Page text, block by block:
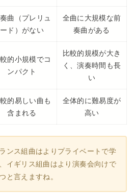
曲（プレリュ
ード）がない
全曲に大規模な前
奏曲がある
的小規模でコ
ンパクト
比較的規模が大き
く、演奏時間も長
い
的易しい曲も
含まれる
全体的に難易度が
高い
ンス組曲はよりプライベートで学
イギリス組曲はより演奏会向けで
と言えますね。